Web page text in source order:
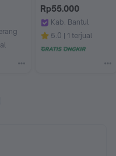
Pets Indonesia
Franz Kafka
Rp55.000
Kab. Bantul
Singgasana Kata
5.0 1 terjual